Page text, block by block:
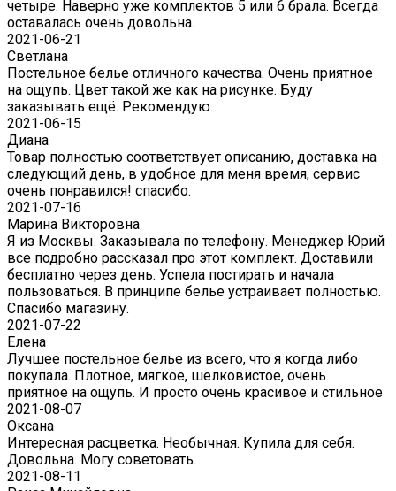
четыре. Наверно уже комплектов 5 или 6 брала. Всегда
оставалась очень довольна.
2021-06-21
Светлана
Постельное белье отличного качества. Очень приятное
на ощупь. Цвет такой же как на рисунке. Буду
заказывать ещё. Рекомендую.
2021-06-15
Диана
Товар полностью соответствует описанию, доставка на
следующий день, в удобное для меня время, сервис
очень понравился! спасибо.
2021-07-16
Марина Викторовна
Я из Москвы. Заказывала по телефону. Менеджер Юрий
все подробно рассказал про этот комплект. Доставили
бесплатно через день. Успела постирать и начала
пользоваться. В принципе белье устраивает полностью.
Спасибо магазину.
2021-07-22
Eлена
Лучшее постельное белье из всего, что я когда либо
покупала. Плотное, мягкое, шелковистое, очень
приятное на ощупь. И просто очень красивое и стильное
2021-08-07
Оксана
Интересная расцветка. Необычная. Купила для себя.
Довольна. Могу советовать.
2021-08-11